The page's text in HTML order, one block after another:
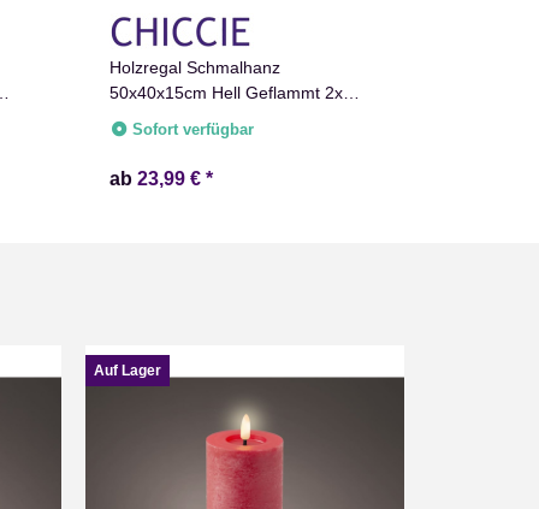
Holzregal Schmalhanz
50x40x15cm Hell Geflammt 2x
Langes Regal
Sofort verfügbar
ab 23,99 € *
Auf Lager